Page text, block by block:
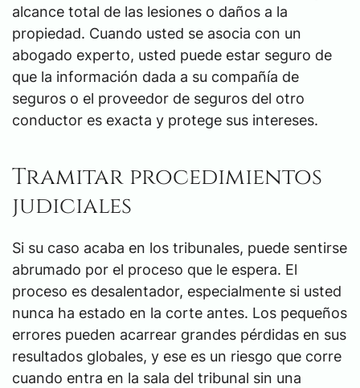
alcance total de las lesiones o daños a la
propiedad. Cuando usted se asocia con un
abogado experto, usted puede estar seguro de
que la información dada a su compañía de
seguros o el proveedor de seguros del otro
conductor es exacta y protege sus intereses.
Tramitar procedimientos
judiciales
Si su caso acaba en los tribunales, puede sentirse
abrumado por el proceso que le espera. El
proceso es desalentador, especialmente si usted
nunca ha estado en la corte antes. Los pequeños
errores pueden acarrear grandes pérdidas en sus
resultados globales, y ese es un riesgo que corre
cuando entra en la sala del tribunal sin una